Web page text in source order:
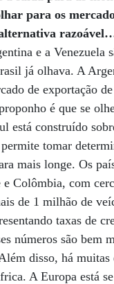
para os
e a Venezuela
já olhava. A
de exportação
é que se
está construído
tomar
mais longe. Os
Colômbia, com
de 1 milhão de
taxas de
números são bem
disso, há muitas
A Europa está